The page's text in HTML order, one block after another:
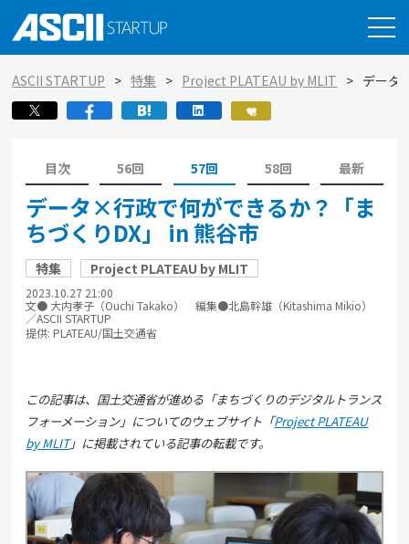
ASCII STARTUP 特集 Project PLATEAU by MLIT データ
目次 56回 57回 58回 最新
データ×行政で何ができるか？「ま
ちづくりDX」 in 熊谷市
特集 Project PLATEAU by MLIT
2023.10.27 21:00
文● 大内孝子（Ouchi Takako） 編集●北島幹雄（Kitashima Mikio）
／ASCII STARTUP
提供: PLATEAU/国土交通省
この記事は、国土交通省が進める「まちづくりのデジタルトランス
フォーメーション」についてのウェブサイト「Project PLATEAU
by MLIT」に掲載されている記事の転載です。